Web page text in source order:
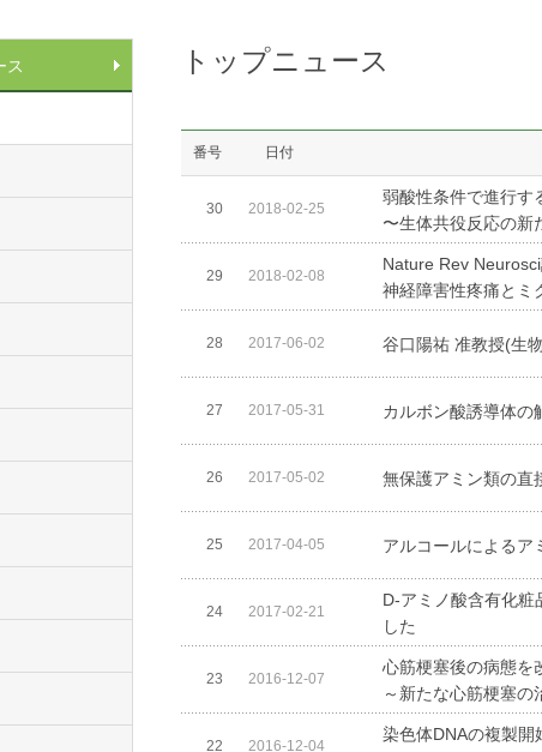
ス トップニュース
番号 日付
30 2018-02-25
弱酸性条件で進行す
〜生体共役反応の新
29 2018-02-08
Nature Rev
神経障害性疼痛とミ
28 2017-06-02 谷口陽祐 准教授(生
27 2017-05-31 カルボン酸誘導体の
26 2017-05-02 無保護アミン類の直
25 2017-04-05 アルコールによるア
24 2017-02-21
D-アミノ酸含有化粧
した
23 2016-12-07
心筋梗塞後の病態を
～新たな心筋梗塞の
22 2016-12-04
染色体DNAの複製開